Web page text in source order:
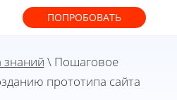
ПОПРОБОВАТЬ
знаний \ Пошаговое
прототипа сайта